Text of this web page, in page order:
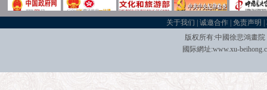
关于我们 |诚邀合作 |免责声明 |
版权所有:中國徐悲鴻畫
國际網址:www.xu-